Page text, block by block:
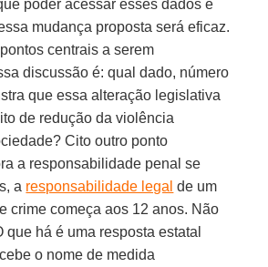
poder acessar esses dados e
mudança proposta será eficaz.
centrais a serem
discussão é: qual dado, número
que essa alteração legislativa
de redução da violência
Cito outro ponto
a responsabilidade penal se
a responsabilidade legal de um
crime começa aos 12 anos. Não
que há é uma resposta estatal
o nome de medida